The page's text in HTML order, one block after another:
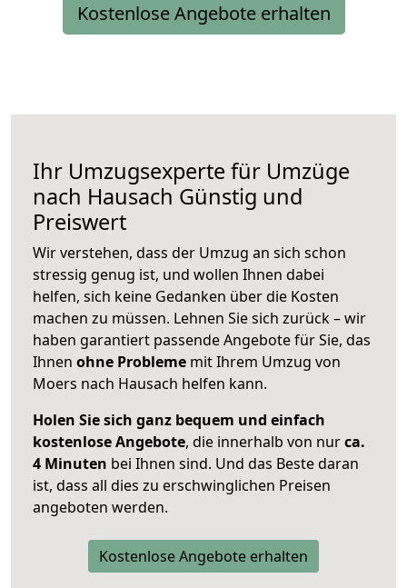
Kostenlose Angebote erhalten
Ihr Umzugsexperte für Umzüge
nach Hausach Günstig und
Preiswert
Wir verstehen, dass der Umzug an sich schon
stressig genug ist, und wollen Ihnen dabei
helfen, sich keine Gedanken über die Kosten
machen zu müssen. Lehnen Sie sich zurück – wir
haben garantiert passende Angebote für Sie, das
Ihnen ohne Probleme mit Ihrem Umzug von
Moers nach Hausach helfen kann.
Holen Sie sich ganz bequem und einfach
kostenlose Angebote, die innerhalb von nurca.
4 Minuten bei Ihnen sind. Und das Beste daran
ist, dass all dies zu erschwinglichen Preisen
angeboten werden.
Kostenlose Angebote erhalten